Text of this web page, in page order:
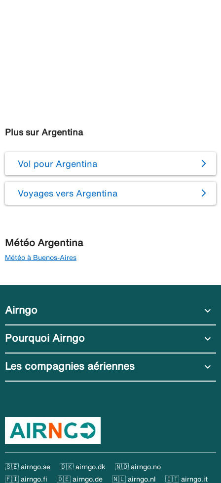
Plus sur Argentina
Vol pour Argentina
Voyages vers Argentina
Météo Argentina
Météo à Buenos-Aires
Airngo expand_more
Pourquoi Airngo expand_more
Les compagnies aériennes expand_more
🇸🇪 airngo.se 🇩🇰 airngo.dk
🇳🇴 airngo.no
🇫🇮 airngo.fi
🇩🇪 airngo.de 🇳🇱 airngo.nl 🇮🇹 airngo.it